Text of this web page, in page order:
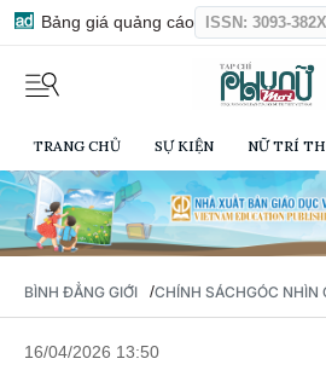
Bảng giá quảng cáo ISSN: 3093-382X
TRANG CHỦ SỰ KIỆN NỮ TRÍ
BÌNH ĐẲNG GIỚI /CHÍNH SÁCHGÓC NHÌN
16/04/2026 13:50